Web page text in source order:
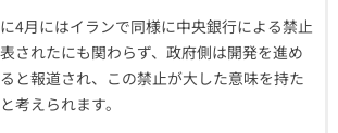
4月にはイランで同様に中央銀行による禁止
されたにも関わらず、政府側は開発を進め
と報道され、この禁止が大した意味を持た
考えられます。